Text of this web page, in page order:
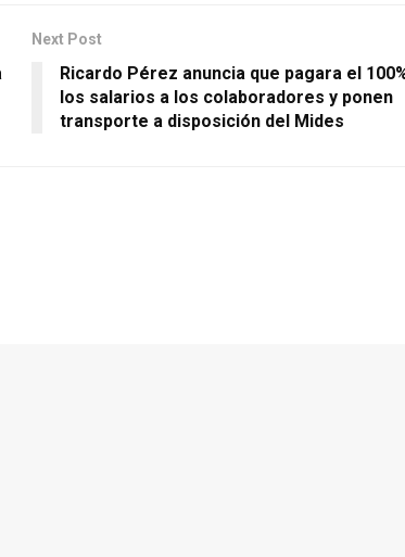
Next Post
Ricardo Pérez anuncia que pagara el
los salarios a los colaboradores y ponen
transporte a disposición del Mides